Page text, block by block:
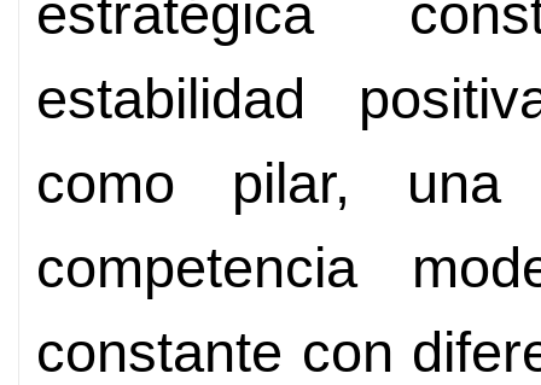
estratégica
estabilidad
como pilar, una
competencia
constante con